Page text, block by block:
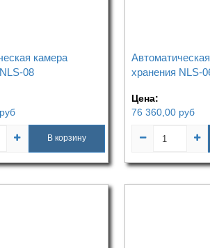
камера
08
руб
В корзину
хранения NLS-
Цена:
76 360,00 руб